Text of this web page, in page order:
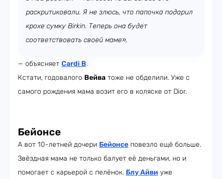
раскритиковали. Я не злюсь, что папочка подарил
крохе сумку Birkin. Теперь она будет
соответствовать своей маме»,
— объясняет Cardi B.
Кстати, годовалого Вейва тоже не обделили. Уже с
самого рождения мама возит его в коляске от Dior.
Бейонсе
А вот 10-летней дочери Бейонсе повезло ещё больше.
Звёздная мама не только балует её деньгами, но и
помогает с карьерой с пелёнок. Блу Айви уже